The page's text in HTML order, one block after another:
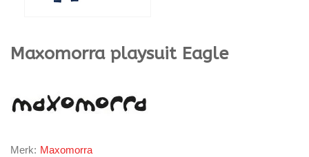
Maxomorra playsuit Eagle
Merk: Maxomorra